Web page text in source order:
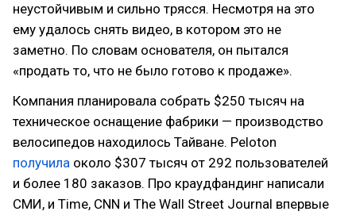
неустойчивым и сильно трясся. Несмотря на это
ему удалось снять видео, в котором это не
заметно. По словам основателя, он пытался
«продать то, что не было готово к продаже».
Компания планировала собрать $250 тысяч на
техническое оснащение фабрики — производство
велосипедов находилось Тайване. Peloton
получилa около $307 тысяч от 292 пользователей
и более 180 заказов. Про краудфандинг написали
СМИ, и Time, CNN и The Wall Street Journal впервые